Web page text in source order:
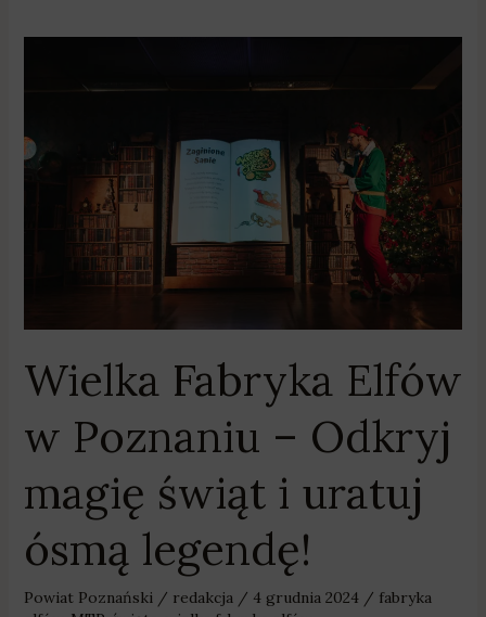
Wielka Fabryka Elfów
w Poznaniu – Odkryj
magię świąt i uratuj
ósmą legendę!
Powiat Poznański/ redakcja / 4 grudnia 2024 / fabryka
w
Poznaniu
uratuj
legendę!